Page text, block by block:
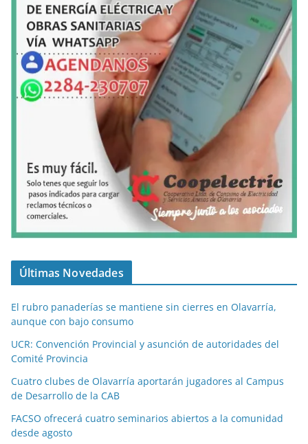
Últimas Novedades
El rubro panaderías se mantiene sin cierres en Olavarría,
aunque con bajo consumo
UCR: Convención Provincial y asunción de autoridades del
Comité Provincia
Cuatro clubes de Olavarría aportarán jugadores al Campus
de Desarrollo de la CAB
FACSO ofrecerá cuatro seminarios abiertos a la comunidad
desde agosto